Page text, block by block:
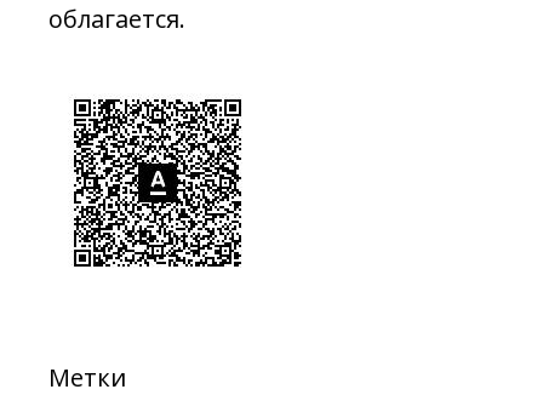
облагается.
Метки